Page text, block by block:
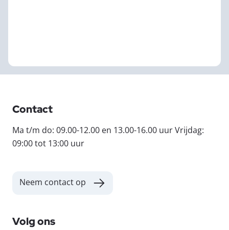
Contact
Ma t/m do: 09.00-12.00 en 13.00-16.00 uur Vrijdag:
09:00 tot 13:00 uur
Neem contact op
Volg ons